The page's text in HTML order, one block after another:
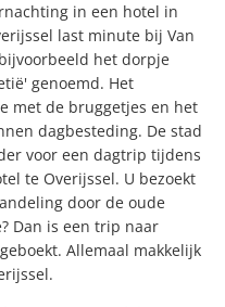
in een hotel in
last minute bij Van
het dorpje
genoemd. Het
met de bruggetjes en het
dagbesteding. De stad
voor een dagtrip tijdens
te Overijssel. U bezoekt
door de oude
Dan is een trip naar
Allemaal makkelijk